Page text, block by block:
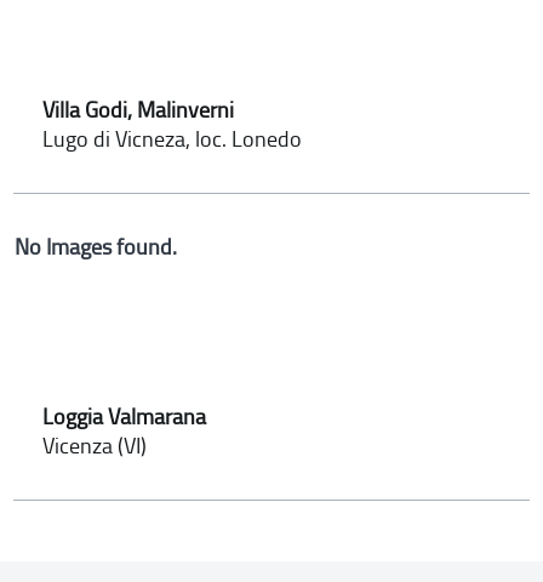
Villa Godi, Malinverni
Lugo di Vicneza, loc. Lonedo
No Images found.
Loggia Valmarana
Vicenza (VI)